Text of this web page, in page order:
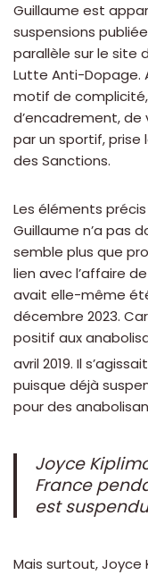
Guillaume est
suspensions
parallèle sur le
Lutte Anti-Dopage.
motif de
d’encadrement, de
par un sportif, prise
des Sanctions.
Les éléments
Guillaume n’a pas
semble plus que
lien avec l’affaire
avait elle-même été
décembre 2023.
positif aux
avril 2019. Il
puisque déjà
pour des
Joyce
France
est
Mais surtout, Joyce